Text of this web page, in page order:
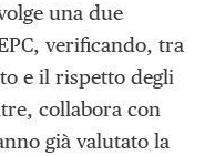
una due
verificando, tra
e il rispetto degli
collabora con
già valutato la